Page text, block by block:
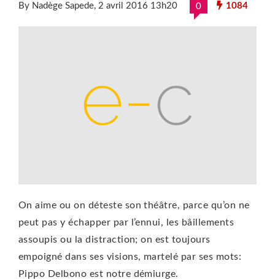
By Nadège Sapede, 2 avril 2016 13h20 0 1084
On aime ou on déteste son théâtre, parce qu’on ne
peut pas y échapper par l’ennui, les bâillements
assoupis ou la distraction; on est toujours
empoigné dans ses visions, martelé par ses mots:
Pippo Delbono est notre démiurge.